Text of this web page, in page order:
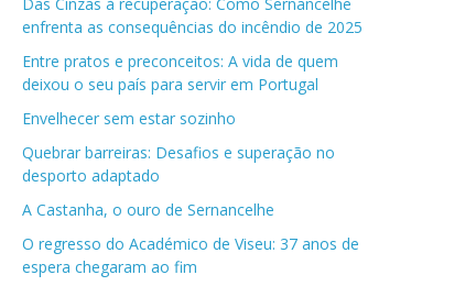
enfrenta as consequências do incêndio de 2025
Entre pratos e preconceitos: A vida de quem
deixou o seu país para servir em Portugal
Envelhecer sem estar sozinho
Quebrar barreiras: Desafios e superação no
desporto adaptado
A Castanha, o ouro de Sernancelhe
O regresso do Académico de Viseu: 37 anos de
espera chegaram ao fim